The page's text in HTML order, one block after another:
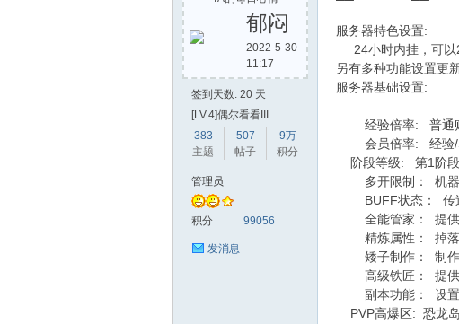
堂
郁闷
2022-5-30
11:17
签到天数: 20 天
[LV.4]偶尔看看III
383
主题
507
帖子
9万
积分
管理员
积分 99056
发消息
服务器特色设置:
24小时内挂，可以
另有多种功能设置更
服务器基础设置:
经验倍率: 普通
会员倍率: 经验/
阶段等级: 第1阶段
多开限制： 机器
BUFF状态： 传送
全能管家： 提供职
精炼属性： 掉落和
矮子制作： 制作C
高级铁匠： 提供C
副本功能： 设置单
PVP高爆区: 恐龙岛